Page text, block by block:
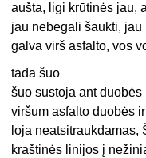
aušta, ligi krūtinės jau,
jau nebegali šaukti,
galva virš asfalto, vos
tada šuo
šuo sustoja ant
viršum asfalto duobės
loja neatsitraukdamas,
kraštinės linijos į